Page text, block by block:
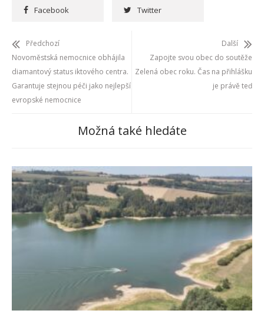
Facebook Twitter
Předchozí
Novoměstská nemocnice obhájila
diamantový status iktového centra.
Garantuje stejnou péči jako nejlepší
evropské nemocnice
Další
Zapojte svou obec do soutěže
Zelená obec roku. Čas na přihlášku
je právě teď
Možná také hledáte